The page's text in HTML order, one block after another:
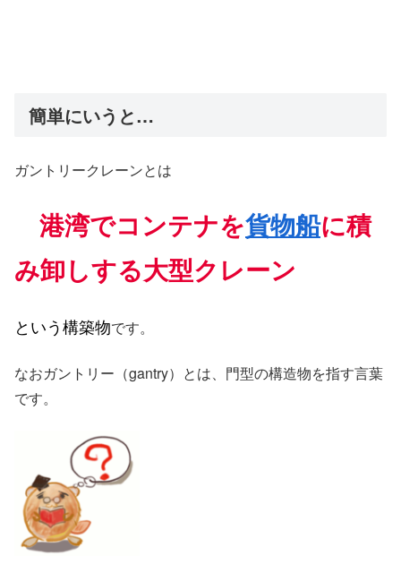
簡単にいうと…
ガントリークレーンとは
港湾でコンテナを貨物船に積
み卸しする大型クレーン
という構築物です。
なおガントリー（gantry）とは、門型の構造物を指す言葉
です。